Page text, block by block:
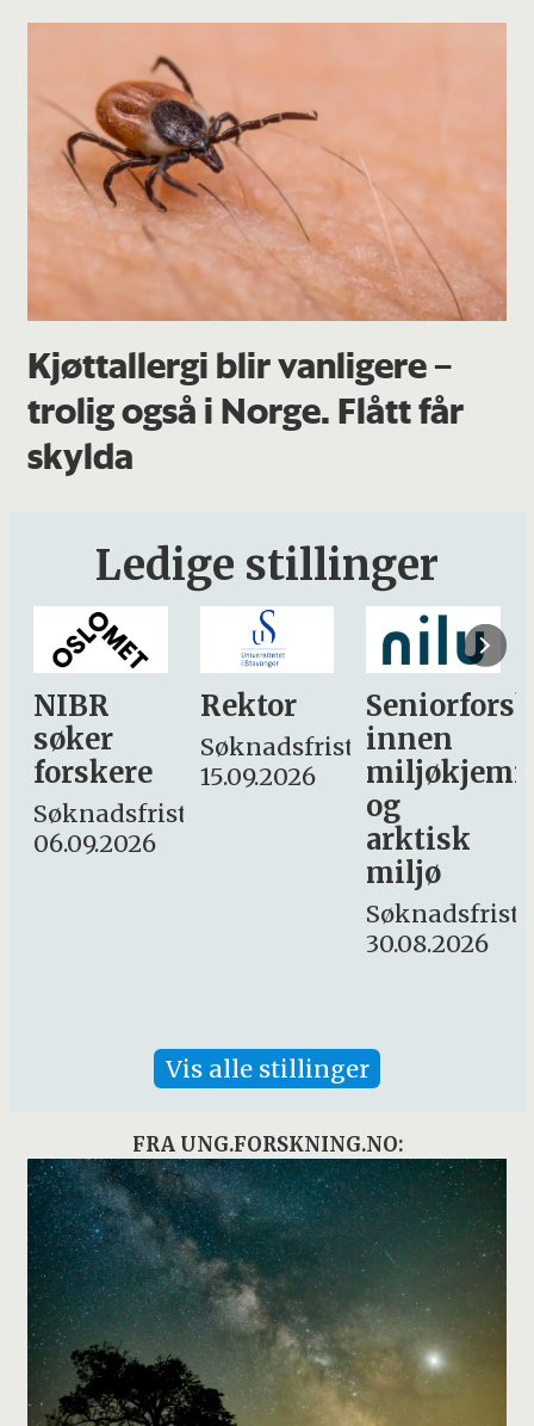
Kjøttallergi blir vanligere –
trolig også i Norge. Flått får
skylda
Ledige stillinger
Rektor
Søknadsfrist:
15.09.2026
Seniorforsker
innen
miljøkjemi
søker
– fast
Søknadsfrist:
16. august.
Vis alle stillinger
FRA UNG.FORSKNING.NO: